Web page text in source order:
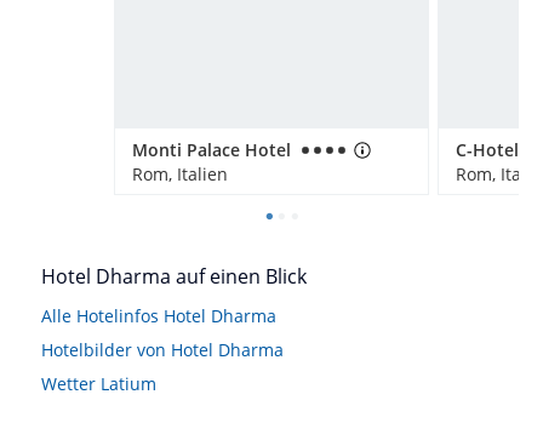
Monti Palace Hotel
Rom, Italien
Rom,
Hotel Dharma auf einen Blick
Alle Hotelinfos Hotel Dharma
Hotelbilder von Hotel Dharma
Wetter Latium